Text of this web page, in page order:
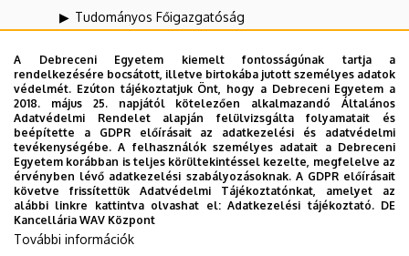
Tudományos Főigazgatóság
Vállalati Koordinációs Központ
Webportál-, Alkalmazásfejlesztés és VIR Központ
(WAV)
Zeneművészeti Kar
Dolgozói adatmódosítás igénylése a DE
telefonkönyvében
A Debreceni Egyetem kiemelt fontosságúnak tartja a
rendelkezésére bocsátott, illetve birtokába jutott személyes adatok
védelmét. Ezúton tájékoztatjuk Önt, hogy a Debreceni Egyetem a
2018. május 25. napjától kötelezően alkalmazandó Általános
Adatvédelmi Rendelet alapján felülvizsgálta folyamatait és
beépítette a GDPR előírásait az adatkezelési és adatvédelmi
tevékenységébe. A felhasználók személyes adatait a Debreceni
Egyetem korábban is teljes körültekintéssel kezelte, megfelelve az
érvényben lévő adatkezelési szabályozásoknak. A GDPR előírásait
követve frissítettük Adatvédelmi Tájékoztatónkat, amelyet az
alábbi linkre kattintva olvashat el:Adatkezelési tájékoztató. DE
Kancellária WAV Központ
További információk